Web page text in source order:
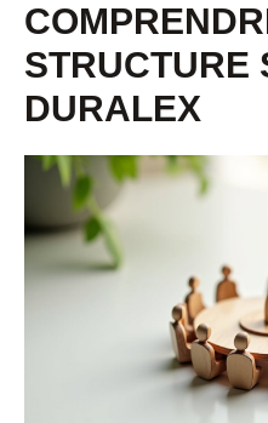
STRUCTURE
DURALEX